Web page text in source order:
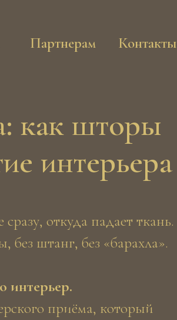
Контакты
Партнерам
как шторы
интерьера
откуда падает ткань.
штанг, без «барахла».
интерьер.
приёма, который